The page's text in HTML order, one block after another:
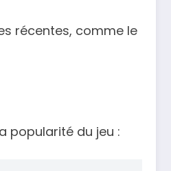
récentes, comme le
popularité du jeu :